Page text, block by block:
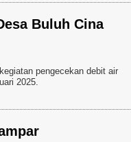
Buluh Cina
pengecekan debit air
2025.